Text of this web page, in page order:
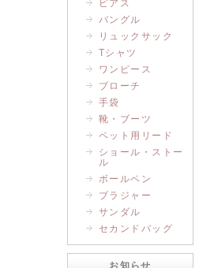
ピアス
バングル
リュックサック
Tシャツ
ワンピース
ブローチ
手袋
靴・ブーツ
ペット用リード
ショール・ストー
ル
ボールペン
ブラジャー
サンダル
セカンドバッグ
お知らせ